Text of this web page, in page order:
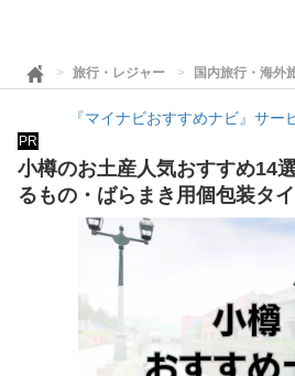
旅行・レジャー 国内旅行・海外
『マイナビおすすめナビ』サー
PR
小樽のお土産人気おすすめ14
るもの・ばらまき用個包装タ